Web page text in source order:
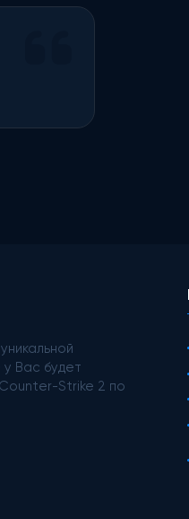
Вас будет
Strike 2 по